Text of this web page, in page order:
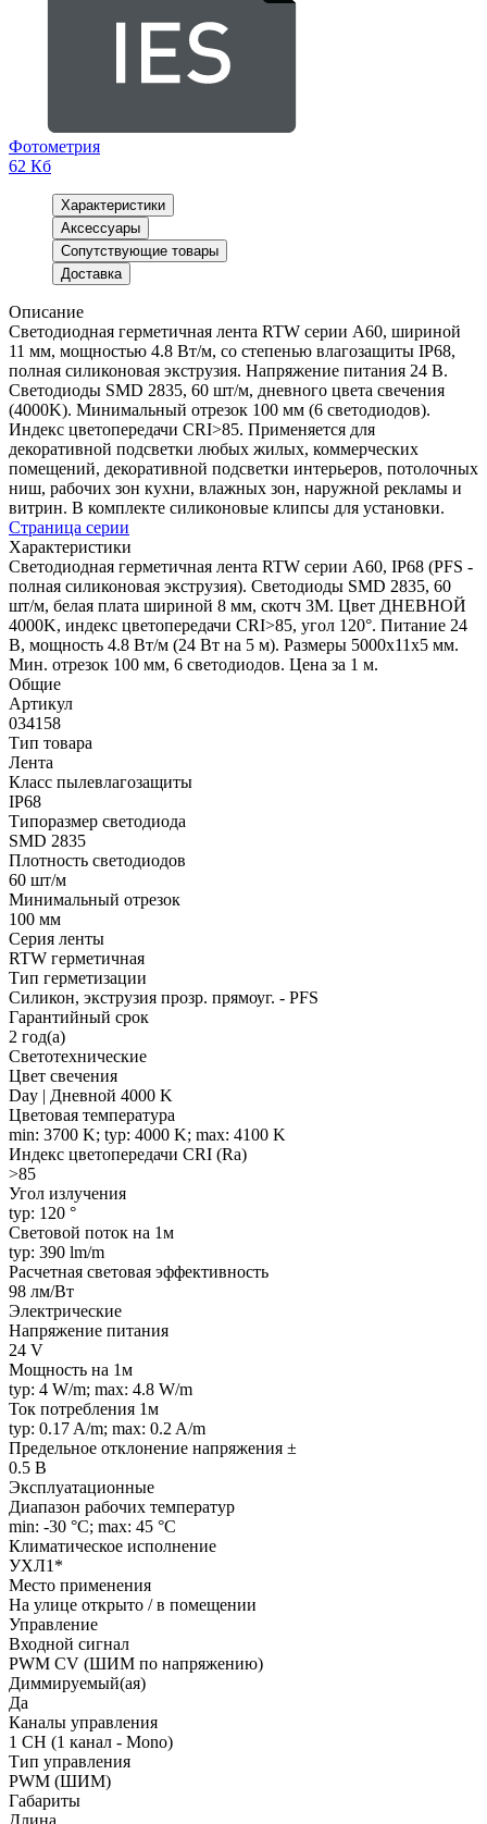
Фотометрия
62 Кб
Характеристики
Аксессуары
Сопутствующие товары
Доставка
Описание
Светодиодная герметичная лента RTW серии A60, шириной
11 мм, мощностью 4.8 Вт/м, со степенью влагозащиты IP68,
полная силиконовая экструзия. Напряжение питания 24 В.
Светодиоды SMD 2835, 60 шт/м, дневного цвета свечения
(4000K). Минимальный отрезок 100 мм (6 светодиодов).
Индекс цветопередачи CRI>85. Применяется для
декоративной подсветки любых жилых, коммерческих
помещений, декоративной подсветки интерьеров, потолочных
ниш, рабочих зон кухни, влажных зон, наружной рекламы и
витрин. В комплекте силиконовые клипсы для установки.
Страница серии
Характеристики
Светодиодная герметичная лента RTW серии A60, IP68 (PFS -
полная силиконовая экструзия). Светодиоды SMD 2835, 60
шт/м, белая плата шириной 8 мм, скотч 3M. Цвет ДНЕВНОЙ
4000K, индекс цветопередачи CRI>85, угол 120°. Питание 24
В, мощность 4.8 Вт/м (24 Вт на 5 м). Размеры 5000x11x5 мм.
Мин. отрезок 100 мм, 6 светодиодов. Цена за 1 м.
Общие
Артикул
034158
Тип товара
Лента
Класс пылевлагозащиты
IP68
Типоразмер светодиода
SMD 2835
Плотность светодиодов
60 шт/м
Минимальный отрезок
100 мм
Серия ленты
RTW герметичная
Тип герметизации
Силикон, экструзия прозр. прямоуг. - PFS
Гарантийный срок
2 год(а)
Светотехнические
Цвет свечения
Day | Дневной 4000 K
Цветовая температура
min: 3700 K; typ: 4000 K; max: 4100 K
Индекс цветопередачи CRI (Ra)
>85
Угол излучения
typ: 120 °
Световой поток на 1м
typ: 390 lm/m
Расчетная световая эффективность
98 лм/Вт
Электрические
Напряжение питания
24 V
Мощность на 1м
typ: 4 W/m; max: 4.8 W/m
Ток потребления 1м
typ: 0.17 A/m; max: 0.2 A/m
Предельное отклонение напряжения ±
0.5 В
Эксплуатационные
Диапазон рабочих температур
min: -30 °C; max: 45 °C
Климатическое исполнение
УХЛ1*
Место применения
На улице открыто / в помещении
Управление
Входной сигнал
PWM СV (ШИМ по напряжению)
Диммируемый(ая)
Да
Каналы управления
1 CH (1 канал - Mono)
Тип управления
PWM (ШИМ)
Габариты
Длина